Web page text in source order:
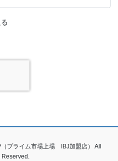
プライム市場上場 IBJ加盟店） All
Reserved.